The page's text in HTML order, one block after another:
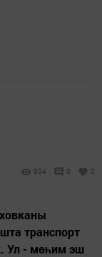
904 0 0
транспорт
Ул - мөһим эш